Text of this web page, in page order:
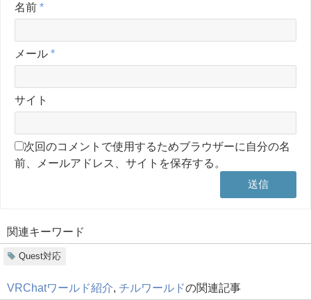
名前 *
メール *
サイト
次回のコメントで使用するためブラウザーに自分の名
前、メールアドレス、サイトを保存する。
関連キーワード
Quest対応
VRChatワールド紹介, チルワールドの関連記事